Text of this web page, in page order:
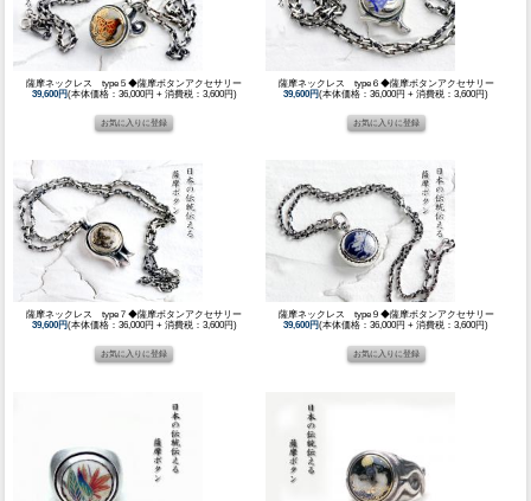
薩摩ネックレス type５◆薩摩ボタンアクセサリー
39,600円(本体価格：36,000円 + 消費税：3,600円)
薩摩ネックレス type６◆薩摩ボタンアクセサリー
39,600円(本体価格：36,000円 + 消費税：3,600円)
薩摩ネックレス type７◆薩摩ボタンアクセサリー
39,600円(本体価格：36,000円 + 消費税：3,600円)
薩摩ネックレス type９◆薩摩ボタンアクセサリー
39,600円(本体価格：36,000円 + 消費税：3,600円)